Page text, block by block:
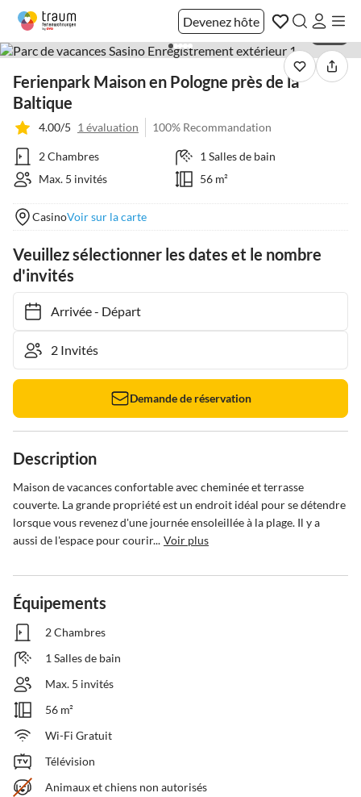
Devenez hôte
Ferienpark Maison en Pologne près de la
Baltique
4.00/5 1 évaluation 100% Recommandation
2 Chambres
1 Salles de bain
Max. 5 invités
56 m²
CasinoVoir sur la carte
Veuillez sélectionner les dates et le nombre
d'invités
Arrivée- Départ
Demande de réservation
Description
Maison de vacances confortable avec cheminée et terrasse
couverte. La grande propriété est un endroit idéal pour se détendre
lorsque vous revenez d'une journée ensoleillée à la plage. Il y a
aussi de l'espace pour courir... Voir plus
Équipements
2 Chambres
1 Salles de bain
Max. 5 invités
56 m²
Wi-Fi Gratuit
Télévision
Animaux et chiens non autorisés